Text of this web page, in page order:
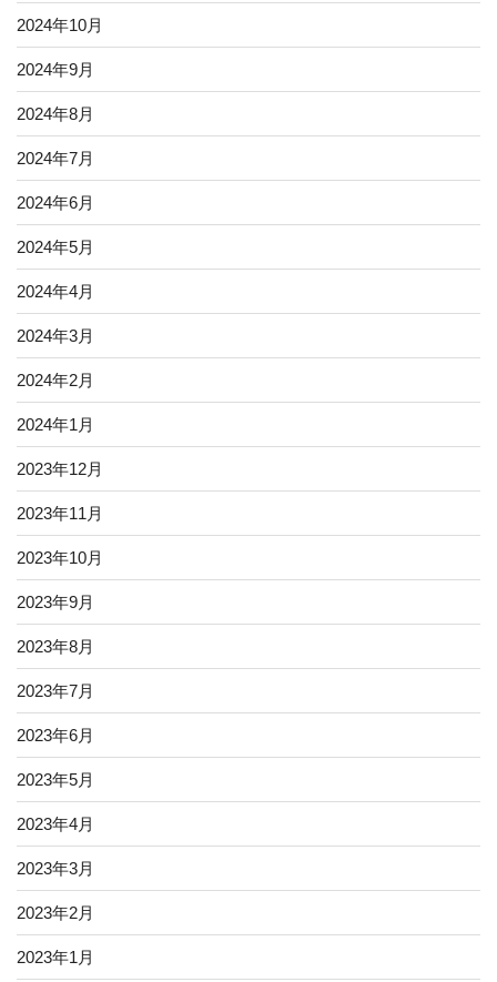
2024年10月
2024年9月
2024年8月
2024年7月
2024年6月
2024年5月
2024年4月
2024年3月
2024年2月
2024年1月
2023年12月
2023年11月
2023年10月
2023年9月
2023年8月
2023年7月
2023年6月
2023年5月
2023年4月
2023年3月
2023年2月
2023年1月